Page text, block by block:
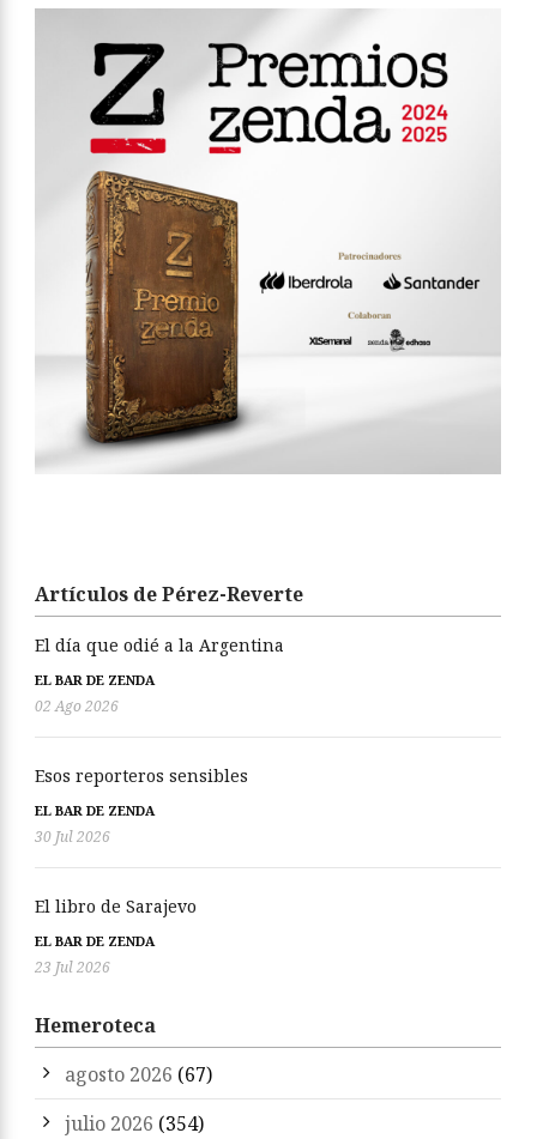
Artículos de Pérez-Reverte
El día que odié a la Argentina
EL BAR DE ZENDA
02 Ago 2026
Esos reporteros sensibles
EL BAR DE ZENDA
30 Jul 2026
El libro de Sarajevo
EL BAR DE ZENDA
23 Jul 2026
Hemeroteca
agosto 2026 (67)
julio 2026 (354)